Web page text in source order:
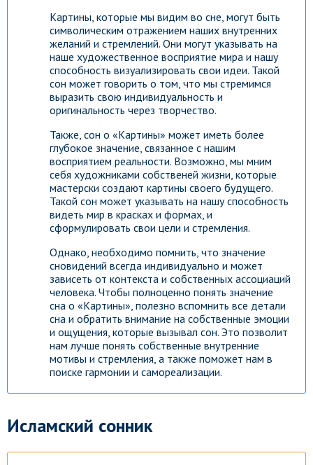
Картины, которые мы видим во сне, могут быть
символическим отражением наших внутренних
желаний и стремлений. Они могут указывать на
наше художественное восприятие мира и нашу
способность визуализировать свои идеи. Такой
сон может говорить о том, что мы стремимся
выразить свою индивидуальность и
оригинальность через творчество.
Также, сон о «Картины» может иметь более
глубокое значение, связанное с нашим
восприятием реальности. Возможно, мы мним
себя художниками собственей жизни, которые
мастерски создают картины своего будущего.
Такой сон может указывать на нашу способность
видеть мир в красках и формах, и
сформулировать свои цели и стремления.
Однако, необходимо помнить, что значение
сновидений всегда индивидуально и может
зависеть от контекста и собственных ассоциаций
человека. Чтобы полноценно понять значение
сна о «Картины», полезно вспомнить все детали
сна и обратить внимание на собственные эмоции
и ощущения, которые вызывал сон. Это позволит
нам лучше понять собственные внутренние
мотивы и стремления, а также поможет нам в
поиске гармонии и самореализации.
Исламский сонник